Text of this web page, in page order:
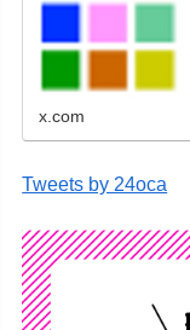
x.com
Tweets by 24oca